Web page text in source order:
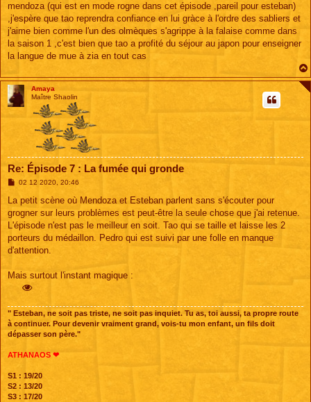
a
g
mendoza (qui est en mode rogne dans cet épisode ,pareil pour esteban)
,j'espère que tao reprendra confiance en lui gràce à l'ordre des sabliers et
j'aime bien comme l'un des olmèques s'agrippe à la falaise comme dans
la saison 1 ,c'est bien que tao a profité du séjour au japon pour enseigner
la langue de mue à zia en tout cas
Amaya
Maître Shaolin
Re: Épisode 7 : La fumée qui gronde
M
s
a
g
e
02 12 2020, 20:46
La petit scène où Mendoza et Esteban parlent sans s'écouter pour
grogner sur leurs problèmes est peut-être la seule chose que j'ai retenue.
L'épisode n'est pas le meilleur en soit. Tao qui se taille et laisse les 2
porteurs du médaillon. Pedro qui est suivi par une folle en manque
d'attention.
Mais surtout l'instant magique :
" Esteban, ne soit pas triste, ne soit pas inquiet. Tu as, toi aussi, ta propre route
à continuer. Pour devenir vraiment grand, vois-tu mon enfant, un fils doit
dépasser son père."
ATHANAOS ❤
S1 : 19/20
S2 : 13/20
S3 : 17/20